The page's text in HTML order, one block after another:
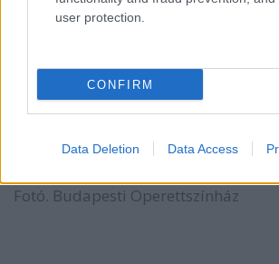
user protection.
CONFIRM
Data Deletion Data Access
Fotó. Budapesti Operettszínház